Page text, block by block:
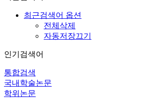
최근검색어 옵션
전체삭제
자동저장끄기
인기검색어
통합검색
국내학술논문
학위논문